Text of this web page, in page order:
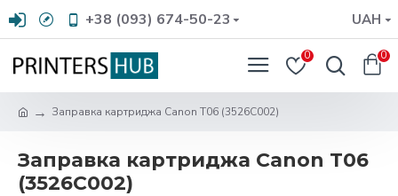
+38 (093) 674-50-23 UAH
0 0
Заправка картриджа Canon T06 (3526C002)
Заправка картриджа Canon T06
(3526C002)